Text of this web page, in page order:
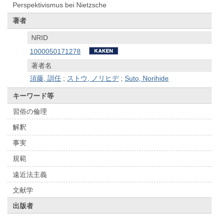
Perspektivismus bei Nietzsche
著者
NRID
1000050171278
著者名
須藤, 訓任 ; ストウ, ノリヒデ;Suto, Norihide
キーワード等
習俗の倫理
解釈
事実
規範
遠近法主義
文献学
出版者